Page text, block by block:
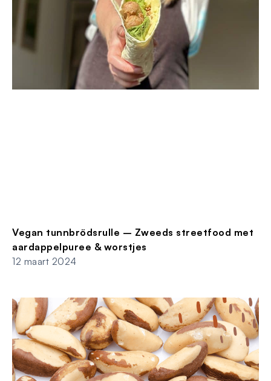
Vegan tunnbrödsrulle – Zweeds streetfood met
aardappelpuree & worstjes
12 maart 2024